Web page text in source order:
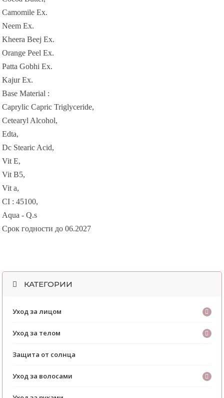
Camomile Ex.
Neem Ex.
Kheera Beej Ex.
Orange Peel Ex.
Patta Gobhi Ex.
Kajur Ex.
Base Material :
Caprylic Capric Triglyceride,
Cetearyl Alcohol,
Edta,
Dc Stearic Acid,
Vit E,
Vit B5,
Vit a,
CI : 45100,
Aqua - Q.s
Срок годности до 06.2027
КАТЕГОРИИ
Уход за лицом
Уход за телом
Защита от солнца
Уход за волосами